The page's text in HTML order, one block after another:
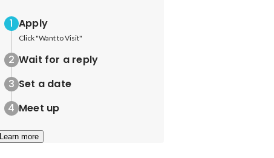
Apply
Click "Want to Visit"
Wait for a reply
Set a date
Meet up
Learn more